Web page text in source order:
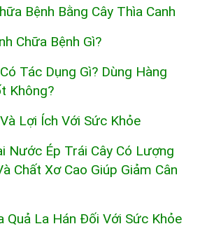
Bệnh Bằng Cây Thìa Canh
Chữa Bệnh Gì?
Tác Dụng Gì? Dùng Hàng
Không?
Lợi Ích Với Sức Khỏe
Nước Ép Trái Cây Có Lượng
Chất Xơ Cao Giúp Giảm Cân
Quả La Hán Đối Với Sức Khỏe